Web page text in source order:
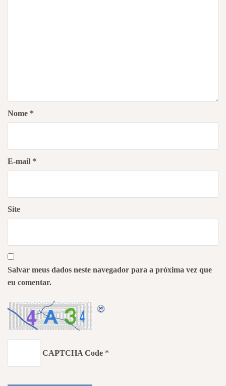
Nome *
E-mail *
Site
Salvar meus dados neste navegador para a próxima vez que
eu comentar.
CAPTCHA Code *